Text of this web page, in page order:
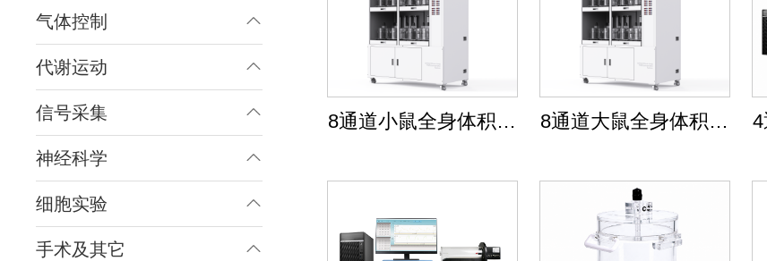
气体控制
代谢运动
信号采集
神经科学
细胞实验
手术及其它
8通道小鼠全身体积描
8通道大鼠全身体积描